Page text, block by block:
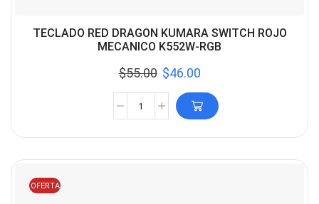
TECLADO RED DRAGON KUMARA SWITCH ROJO
MECANICO K552W-RGB
$55.00 $46.00
OFERTA